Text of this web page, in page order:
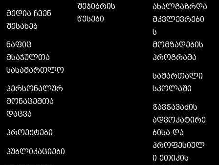
მედია ჩვენ
შესახებ
ნაფიც
მსაჯულთა
სასამართლო
პერსონალურ
მონაცემთა
დაცვა
პროექტები
პუბლიკაციები
შეჯიბრის
წესები
ახალგაზრდა
მკვლევრები
ს
მომზადების
პროგრამა
სამართალი
სკოლაში
ჭავჭავაძის
ადვოკატირე
ბისა და
პროფესიულ
ი ეთიკის